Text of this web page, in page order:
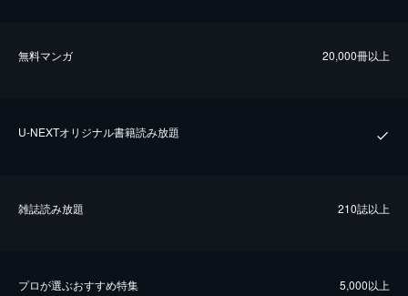
無料マンガ 20,000冊以上
U-NEXTオリジナル書籍読み放題
雑誌読み放題 210誌以上
プロが選ぶおすすめ特集 5,000以上